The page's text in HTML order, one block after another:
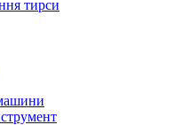
тирси